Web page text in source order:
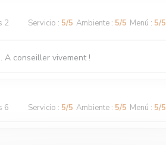
2 Servicio : 5/5 Ambiente: 5/5 Menú : 5/5
A conseiller vivement !
6 Servicio : 5/5 Ambiente: 5/5 Menú : 5/5